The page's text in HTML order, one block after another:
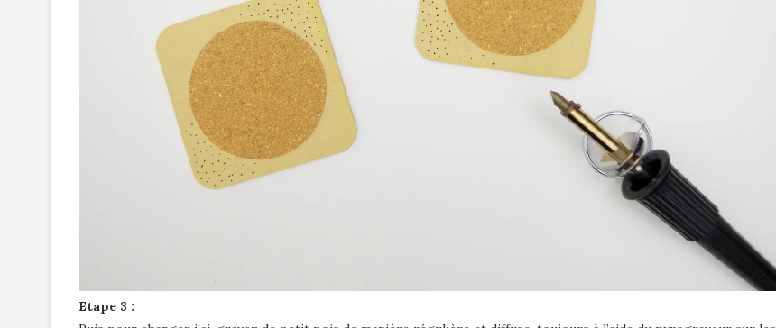
Etape 3 :